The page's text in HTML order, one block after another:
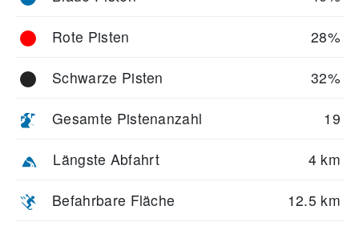
Rote Pisten 28%
Schwarze Pisten 32%
Gesamte Pistenanzahl 19
Längste Abfahrt 4 km
Befahrbare Fläche 12.5 km